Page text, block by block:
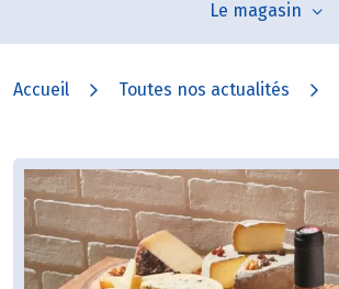
Le magasin
Accueil Toutes nos actualités